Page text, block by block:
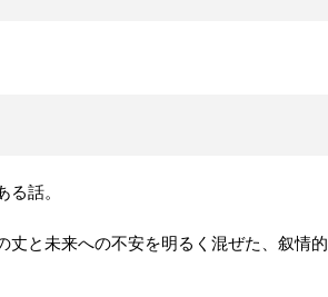
話。
丈と未来への不安を明るく混ぜた、叙情的